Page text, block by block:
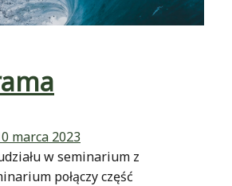
marca 2023
w seminarium z
połączy część